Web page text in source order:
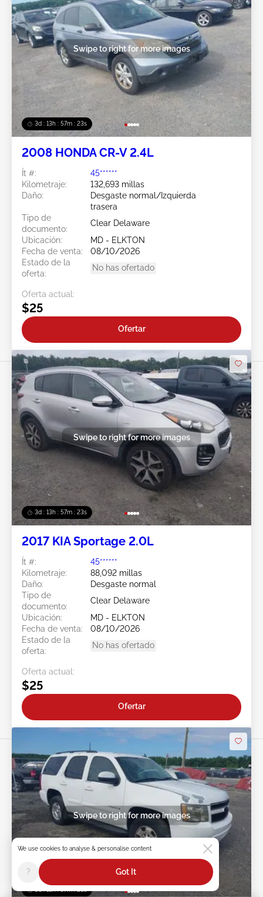
3d : 13h : 57m : 21s
Swipe to right for more images
2008 HONDA CR-V 2.4L
Ít #:
45******
Kilometraje:
132,693 millas
Daño:
Desgaste normal/Izquierda
trasera
Tipo de
documento:
Clear Delaware
Ubicación:
MD - ELKTON
Fecha de venta:
08/10/2026
Estado de la
oferta:
No has ofertado
Oferta actual:
$25
Ofertar
3d : 13h : 57m : 21s
Swipe to right for more images
2017 KIA Sportage 2.0L
Ít #:
45******
Kilometraje:
88,092 millas
Daño:
Desgaste normal
Tipo de
documento:
Clear Delaware
Ubicación:
MD - ELKTON
Fecha de venta:
08/10/2026
Estado de la
oferta:
No has ofertado
Oferta actual:
$25
Ofertar
Swipe to right for more images
We use cookies to analyse & personalise content
? Got It